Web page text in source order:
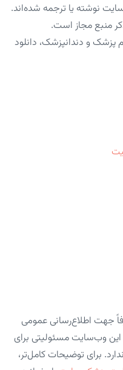
نوشته یا ترجمه شده‌اند.
منبع مجاز است.
و دندانپزشک، دانلود
جهت اطلاع‌رسانی عمومی
وب‌سایت مسئولیتی برای
برای توضیحات کامل‌تر،